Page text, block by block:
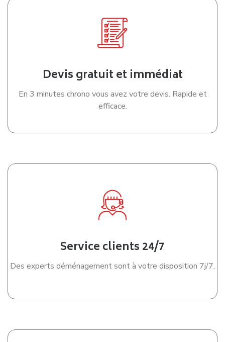
Devis gratuit et immédiat
En 3 minutes chrono vous avez votre devis. Rapide et
efficace.
Service clients 24/7
Des experts déménagement sont à votre disposition 7j/7.